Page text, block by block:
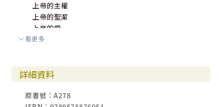
上帝的主權
上帝的聖潔
上帝的愛
7 創造
一個用詞與觀念上的問題
科學的發展
神蹟
看更多
詳細資料
原書號：A278